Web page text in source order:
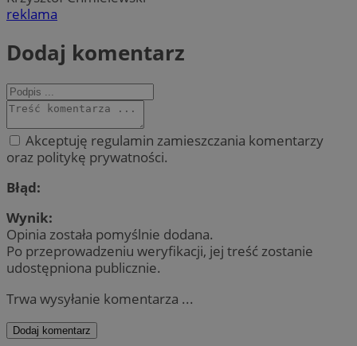
reklama
Dodaj komentarz
Akceptuję regulamin zamieszczania komentarzy
oraz politykę prywatności.
Błąd:
Wynik:
Opinia została pomyślnie dodana.
Po przeprowadzeniu weryfikacji, jej treść zostanie
udostępniona publicznie.
Trwa wysyłanie komentarza ...
Dodaj komentarz